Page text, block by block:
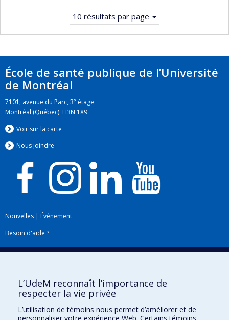
10 résultats par page
École de santé publique de l’Université
de Montréal
7101, avenue du Parc, 3e étage
Montréal (Québec) H3N 1X9
Voir sur la carte
Nous joindre
Nouvelles | Événement
Besoin d'aide ?
Plan du site|Accessibilité
L’UdeM reconnaît l’importance de
respecter la vie privée
L’utilisation de témoins nous permet d’améliorer et de
personnaliser votre expérience Web. Certains témoins